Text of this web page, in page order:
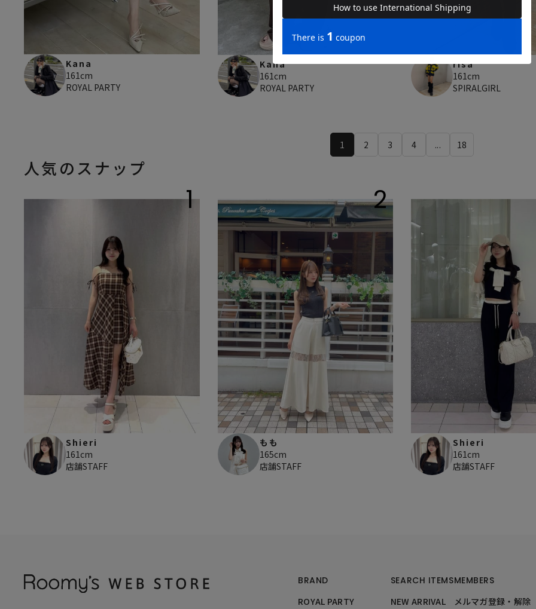
Kana
161cm
ROYAL PARTY
Kana
161cm
ROYAL PARTY
risa
161cm
SPIRALGIRL
1 2 3 4 ... 18
人気のスナップ
1
Shieri
161cm
店舗STAFF
2
もも
165cm
店舗STAFF
Shieri
161cm
店舗STAFF
BRAND
ROYAL PARTY
SEARCH ITEMS
NEW ARRIVAL
MEMBERS
メルマガ登録・解除